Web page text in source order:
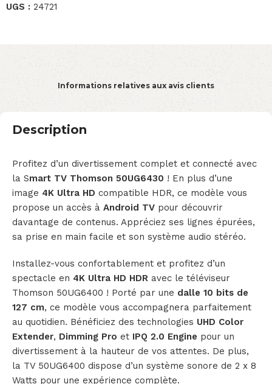
UGS : 24721
Informations relatives aux avis clients
Description
Profitez d’un divertissement complet et connecté avec
la Smart TV Thomson 50UG6430 ! En plus d’une
image 4K Ultra HD compatible HDR, ce modèle vous
propose un accès à Android TV pour découvrir
davantage de contenus. Appréciez ses lignes épurées,
sa prise en main facile et son système audio stéréo.
Installez-vous confortablement et profitez d’un
spectacle en 4K Ultra HD HDR avec le téléviseur
Thomson 50UG6400 ! Porté par une dalle 10 bits de
127 cm, ce modèle vous accompagnera parfaitement
au quotidien. Bénéficiez des technologies UHD Color
Extender, Dimming Pro et IPQ 2.0 Engine pour un
divertissement à la hauteur de vos attentes. De plus,
la TV 50UG6400 dispose d’un système sonore de 2 x 8
Watts pour une expérience complète.